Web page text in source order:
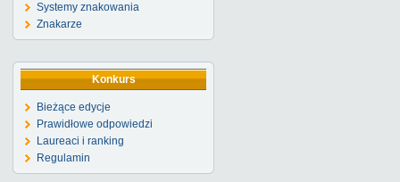
Systemy znakowania
Znakarze
Konkurs
Bieżące edycje
Prawidłowe odpowiedzi
Laureaci i ranking
Regulamin